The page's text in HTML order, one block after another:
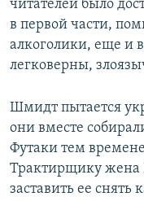
читателей было
в первой части,
алкоголики, еще и
легковерны,
Шмидт пытается
они вместе
Футаки тем
Трактирщику жена
заставить ее